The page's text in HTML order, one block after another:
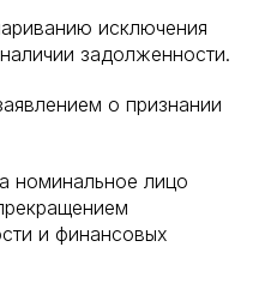
исключения
задолженности.
о признании
номинальное лицо
и финансовых